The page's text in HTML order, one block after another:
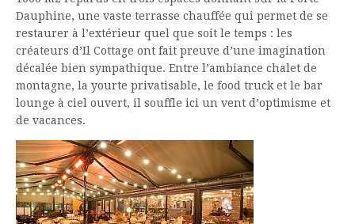
Dauphine, une vaste terrasse chauffée qui permet de se
restaurer à l’extérieur quel que soit le temps : les
créateurs d’Il Cottage ont fait preuve d’une imagination
décalée bien sympathique. Entre l’ambiance chalet de
montagne, la yourte privatisable, le food truck et le bar
lounge à ciel ouvert, il souffle ici un vent d’optimisme et
de vacances.